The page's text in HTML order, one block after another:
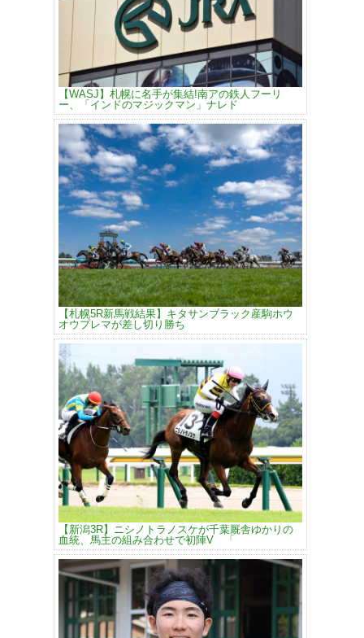
【WASJ】札幌に名手が集結!南アの鉄人フーリ
ー、「インドのマジックマン」ナレド
【札幌5R新馬戦結果】キタサンブラック産駒ホウ
オウプレマが差し切り勝ち
【新潟3R】ニシノトラノスケが千葉厩舎ゆかりの
血統、馬主の組み合わせで初陣V 「